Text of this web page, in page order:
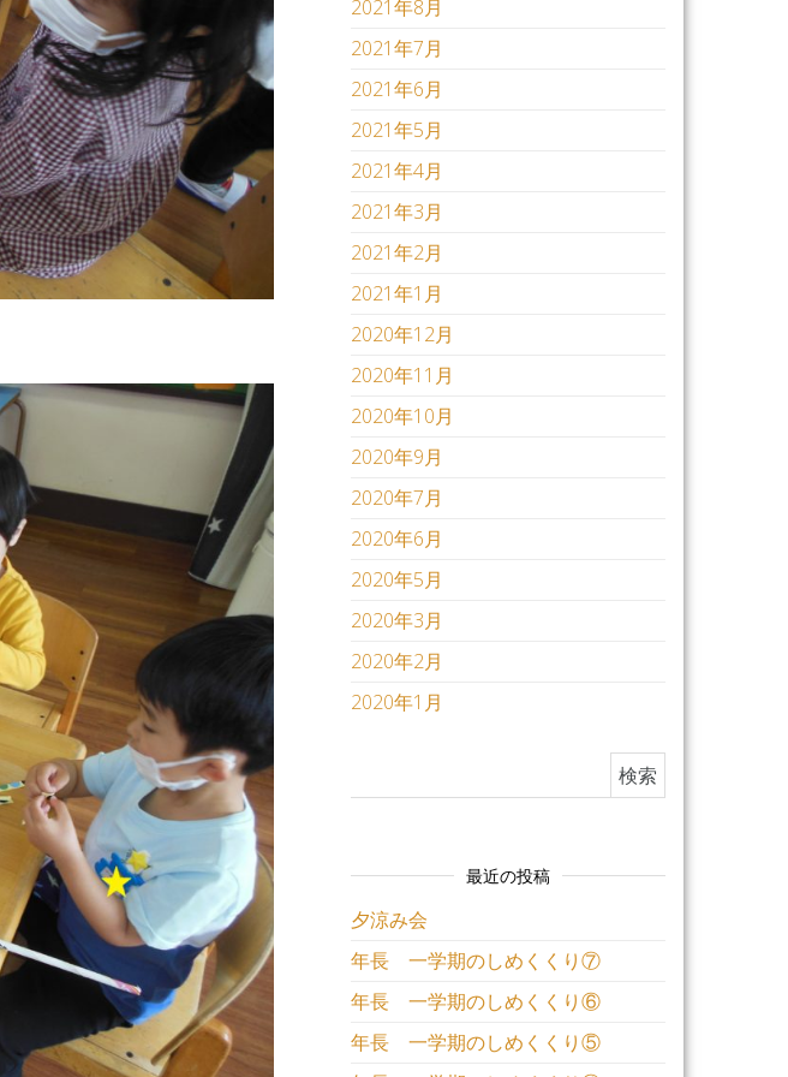
2021年8月
2021年7月
2021年6月
2021年5月
2021年4月
2021年3月
2021年2月
2021年1月
2020年12月
2020年11月
2020年10月
2020年9月
2020年7月
2020年6月
2020年5月
2020年3月
2020年2月
2020年1月
最近の投稿
夕涼み会
年長 一学期のしめくくり⑦
年長 一学期のしめくくり⑥
年長 一学期のしめくくり⑤